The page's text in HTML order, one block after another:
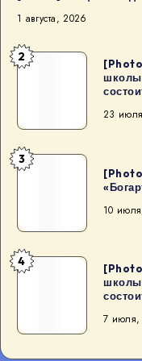
1 августа, 2026
[Photo]
в
Библиотека
июля
в
мероприятие
2
школы
23
[Photo]
Подгорица:
«Богарт»16
19.
3
10
[Photo]
в
4
школы
7 июля,